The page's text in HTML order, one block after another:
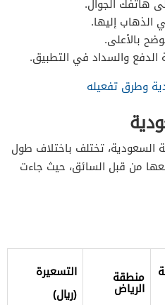
هاتفك الجوال.
إليها.
بالأعلى.
والسداد في التطبيق.
وطرق تفعيله
السعودية، تختلف باختلاف طول
من قبل السائق، حيث جاءت
منطقة
الرياض
التسعيرة
(ريال)